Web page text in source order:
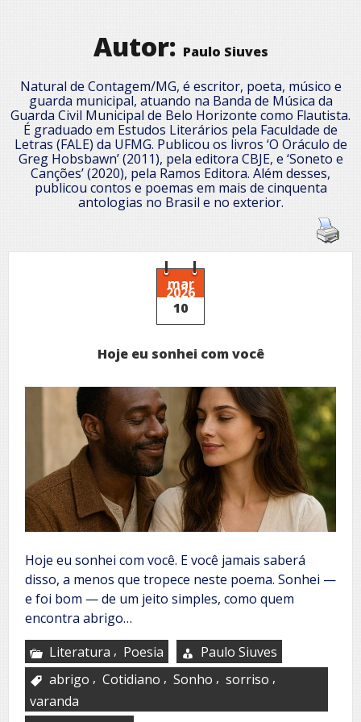
Autor: Paulo Siuves
Natural de Contagem/MG, é escritor, poeta, músico e
guarda municipal, atuando na Banda de Música da
Guarda Civil Municipal de Belo Horizonte como Flautista.
É graduado em Estudos Literários pela Faculdade de
Letras (FALE) da UFMG. Publicou os livros ‘O Oráculo de
Greg Hobsbawn’ (2011), pela editora CBJE, e ‘Soneto e
Canções’ (2020), pela Ramos Editora. Além desses,
publicou contos e poemas em mais de cinquenta
antologias no Brasil e no exterior.
mar
2026
10
Hoje eu sonhei com você
Hoje eu sonhei com você. E você jamais saberá
disso, a menos que tropece neste poema. Sonhei —
e foi bom — de um jeito simples, como quem
encontra abrigo…
Literatura , Poesia
Paulo Siuves
abrigo , Cotidiano , Sonho , sorriso ,
varanda